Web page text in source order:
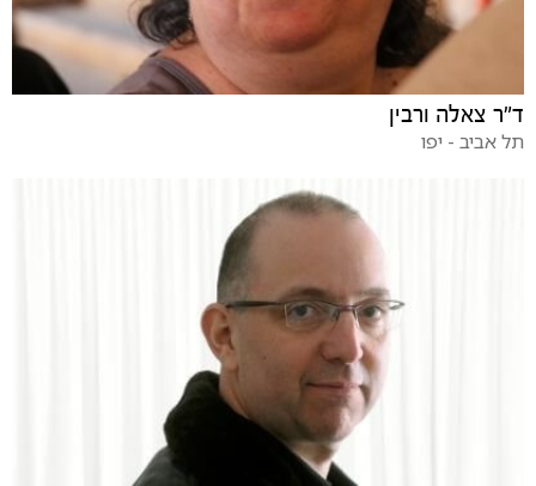
ד"ר צאלה ורבין
תל אביב - יפו